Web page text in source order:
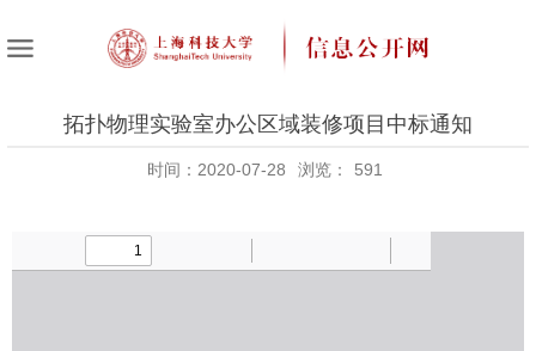
拓扑物理实验室办公区域装修项目中标通知
时间：2020-07-28 浏览： 591